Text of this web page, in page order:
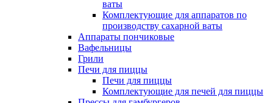
ваты
Комплектующие для аппаратов по
производству сахарной ваты
Аппараты пончиковые
Вафельницы
Грили
Печи для пиццы
Печи для пиццы
Комплектующие для печей для пиццы